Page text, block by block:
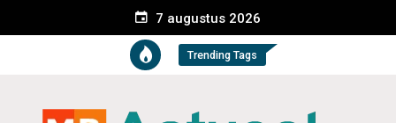
7 augustus 2026
Trending Tags